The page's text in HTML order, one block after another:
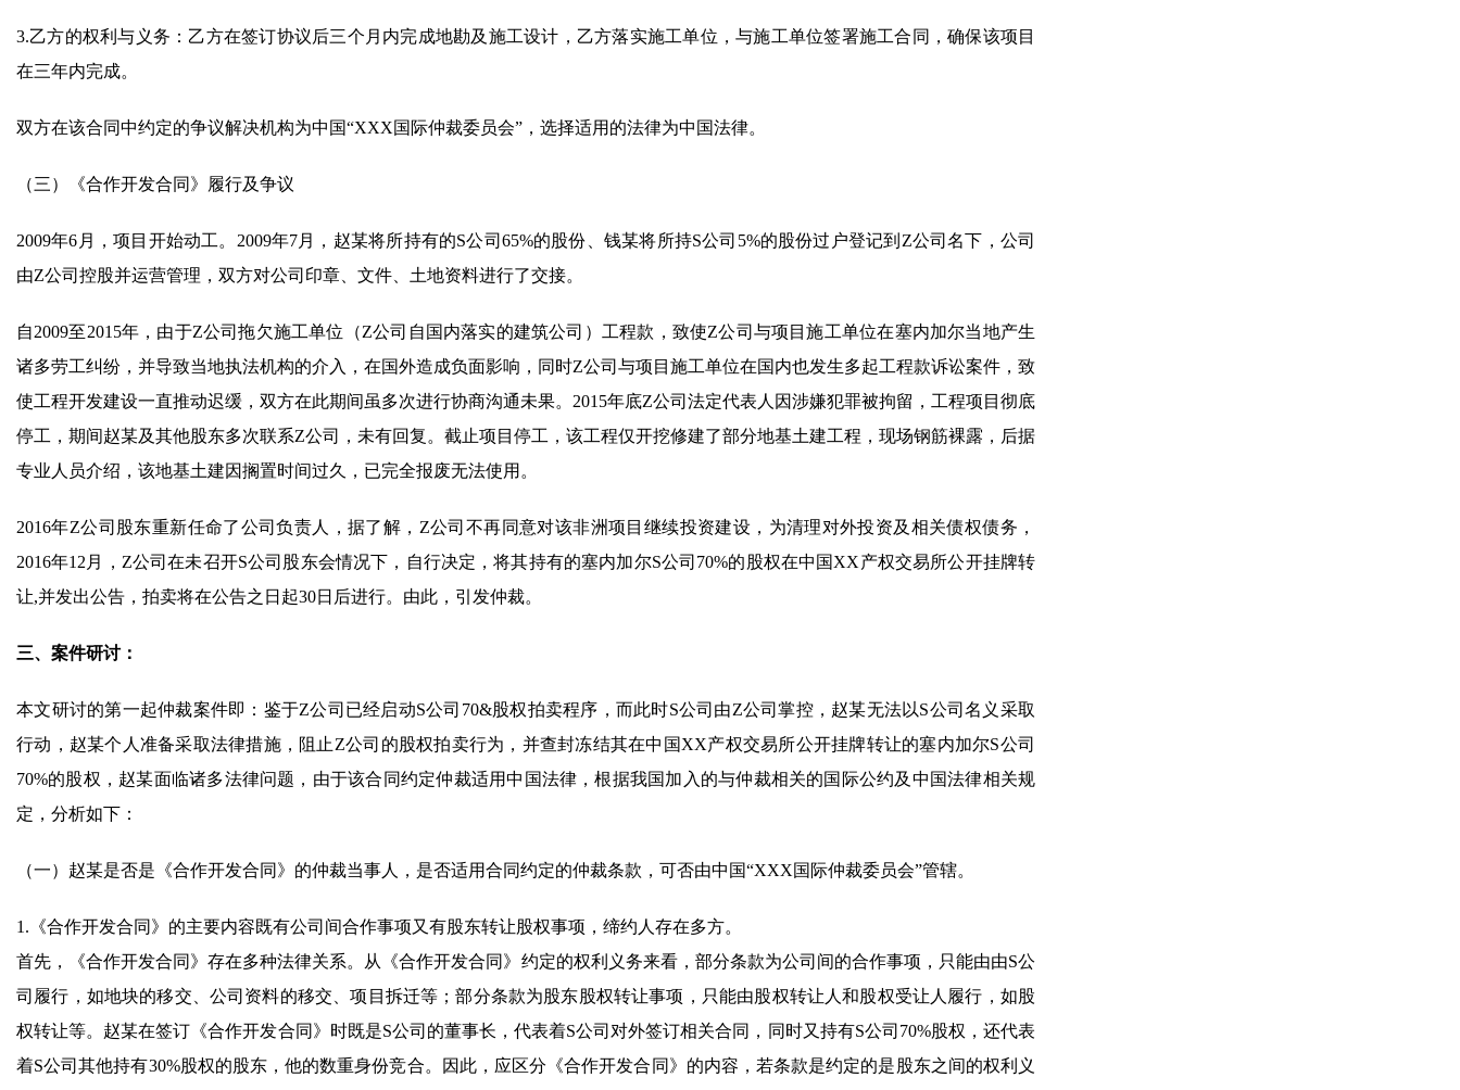
3.乙方的权利与义务：乙方在签订协议后三个月内完成地勘及施工设计，乙方落实施工单位，与施工单位签署施工合同，确保该项目
在三年内完成。
双方在该合同中约定的争议解决机构为中国“XXX国际仲裁委员会”，选择适用的法律为中国法律。
（三）《合作开发合同》履行及争议
2009年6月，项目开始动工。2009年7月，赵某将所持有的S公司65%的股份、钱某将所持S公司5%的股份过户登记到Z公司名下，公司
由Z公司控股并运营管理，双方对公司印章、文件、土地资料进行了交接。
自2009至2015年，由于Z公司拖欠施工单位（Z公司自国内落实的建筑公司）工程款，致使Z公司与项目施工单位在塞内加尔当地产生
诸多劳工纠纷，并导致当地执法机构的介入，在国外造成负面影响，同时Z公司与项目施工单位在国内也发生多起工程款诉讼案件，致
使工程开发建设一直推动迟缓，双方在此期间虽多次进行协商沟通未果。2015年底Z公司法定代表人因涉嫌犯罪被拘留，工程项目彻底
停工，期间赵某及其他股东多次联系Z公司，未有回复。截止项目停工，该工程仅开挖修建了部分地基土建工程，现场钢筋裸露，后据
专业人员介绍，该地基土建因搁置时间过久，已完全报废无法使用。
2016年Z公司股东重新任命了公司负责人，据了解，Z公司不再同意对该非洲项目继续投资建设，为清理对外投资及相关债权债务，
2016年12月，Z公司在未召开S公司股东会情况下，自行决定，将其持有的塞内加尔S公司70%的股权在中国XX产权交易所公开挂牌转
让,并发出公告，拍卖将在公告之日起30日后进行。由此，引发仲裁。
三、案件研讨：
本文研讨的第一起仲裁案件即：鉴于Z公司已经启动S公司70&股权拍卖程序，而此时S公司由Z公司掌控，赵某无法以S公司名义采取
行动，赵某个人准备采取法律措施，阻止Z公司的股权拍卖行为，并查封冻结其在中国XX产权交易所公开挂牌转让的塞内加尔S公司
70%的股权，赵某面临诸多法律问题，由于该合同约定仲裁适用中国法律，根据我国加入的与仲裁相关的国际公约及中国法律相关规
定，分析如下：
（一）赵某是否是《合作开发合同》的仲裁当事人，是否适用合同约定的仲裁条款，可否由中国“XXX国际仲裁委员会”管辖。
1.《合作开发合同》的主要内容既有公司间合作事项又有股东转让股权事项，缔约人存在多方。
首先，《合作开发合同》存在多种法律关系。从《合作开发合同》约定的权利义务来看，部分条款为公司间的合作事项，只能由由S公
司履行，如地块的移交、公司资料的移交、项目拆迁等；部分条款为股东股权转让事项，只能由股权转让人和股权受让人履行，如股
权转让等。赵某在签订《合作开发合同》时既是S公司的董事长，代表着S公司对外签订相关合同，同时又持有S公司70%股权，还代表
着S公司其他持有30%股权的股东，他的数重身份竞合。因此，应区分《合作开发合同》的内容，若条款是约定的是股东之间的权利义